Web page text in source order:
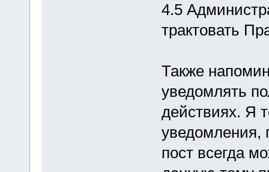
4.5
трактовать
Также
уведомлять
действиях. Я
уведомления,
пост всегда